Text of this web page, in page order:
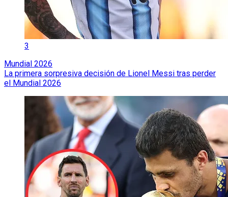
3
Mundial 2026
La primera sorpresiva decisión de Lionel Messi tras perder
el Mundial 2026